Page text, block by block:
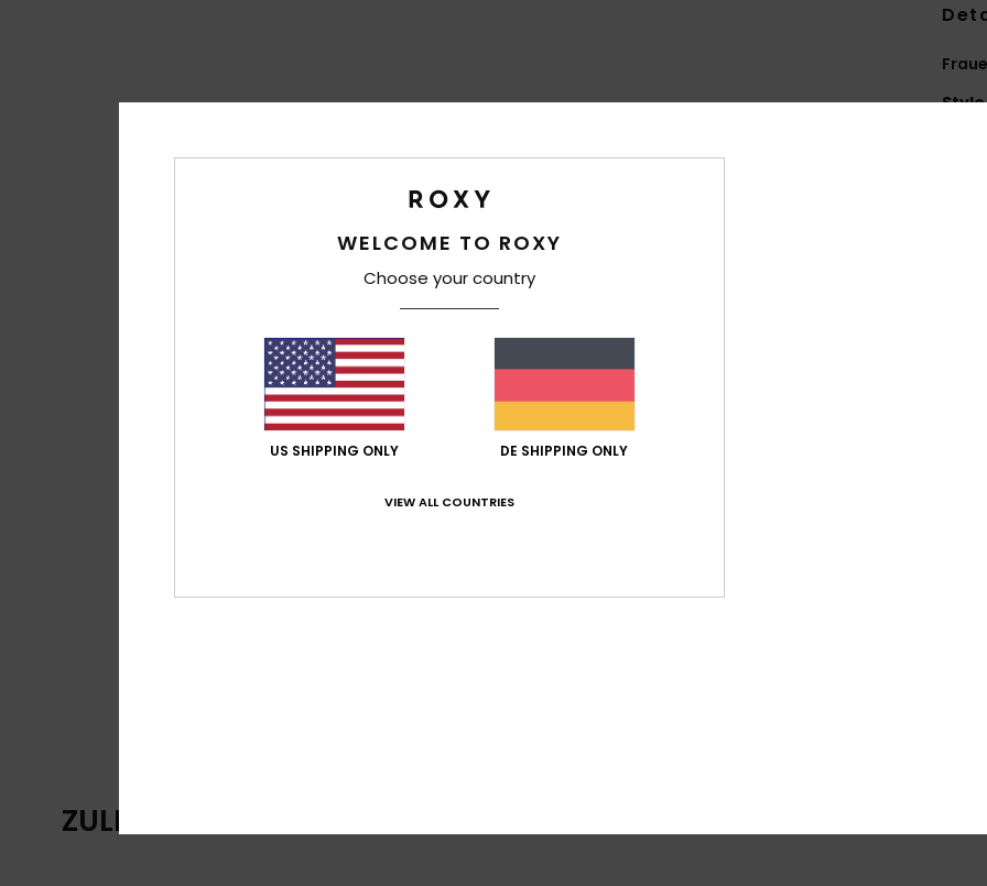
Style
ZULETZT ANGESEHENE ARTIKEL
WELCOME TO ROXY
Choose your country
US SHIPPING ONLY DE SHIPPING ONLY
VIEW ALL COUNTRIES